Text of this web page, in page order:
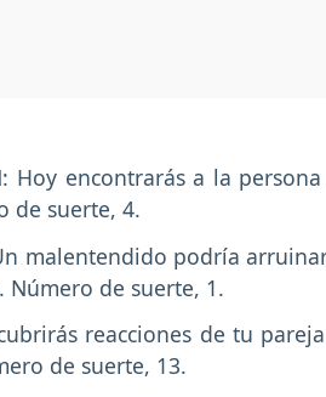
Hoy encontrarás a la
de suerte, 4.
malentendido podría
de suerte, 1.
reacciones de tu
de suerte, 13.